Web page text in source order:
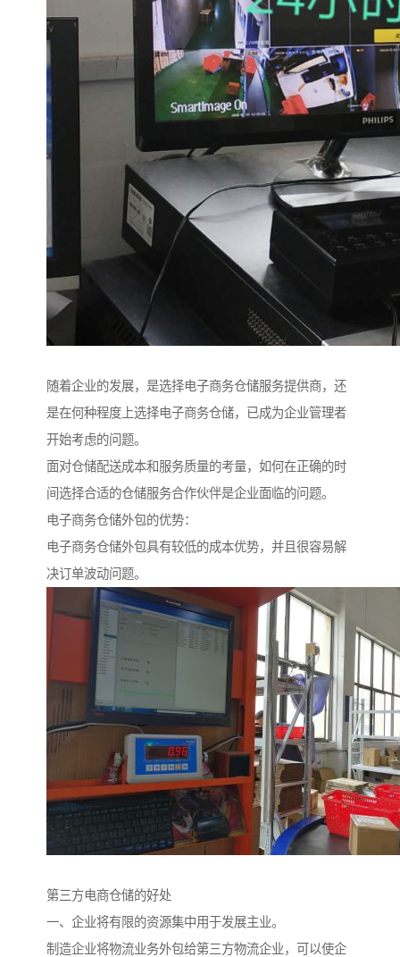
随着企业的发展，是选择电子商务仓储服务提供商，还
是在何种程度上选择电子商务仓储，已成为企业管理者
开始考虑的问题。
面对仓储配送成本和服务质量的考量，如何在正确的时
间选择合适的仓储服务合作伙伴是企业面临的问题。
电子商务仓储外包的优势：
电子商务仓储外包具有较低的成本优势，并且很容易解
决订单波动问题。
第三方电商仓储的好处
一、企业将有限的资源集中用于发展主业。
制造企业将物流业务外包给第三方物流企业，可以使企